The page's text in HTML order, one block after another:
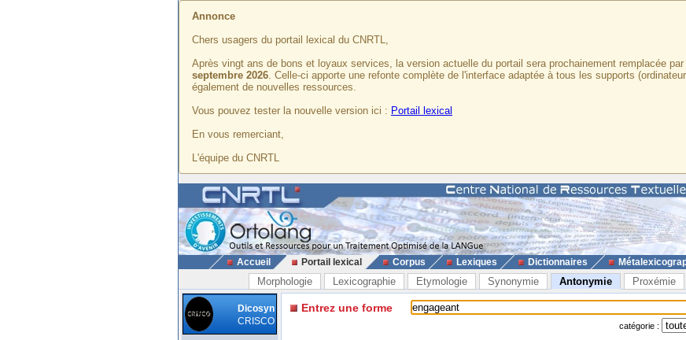
Annonce
Chers usagers du portail lexical du CNRTL,
Après vingt ans de bons et loyaux services, la version actuelle du portail sera prochainement remplacée
septembre 2026. Celle-ci apporte une refonte complète de l'interface adaptée à tous les supports
également de nouvelles ressources.
Vous pouvez tester la nouvelle version ici : Portail lexical
En vous remerciant,
L'équipe du CNRTL
Accueil Portail lexical Corpus Lexiques Dictionnaires
Morphologie Lexicographie Etymologie Synonymie Antonymie Proxémie
Dicosyn
CRISCO
Entrez une forme
catégorie :